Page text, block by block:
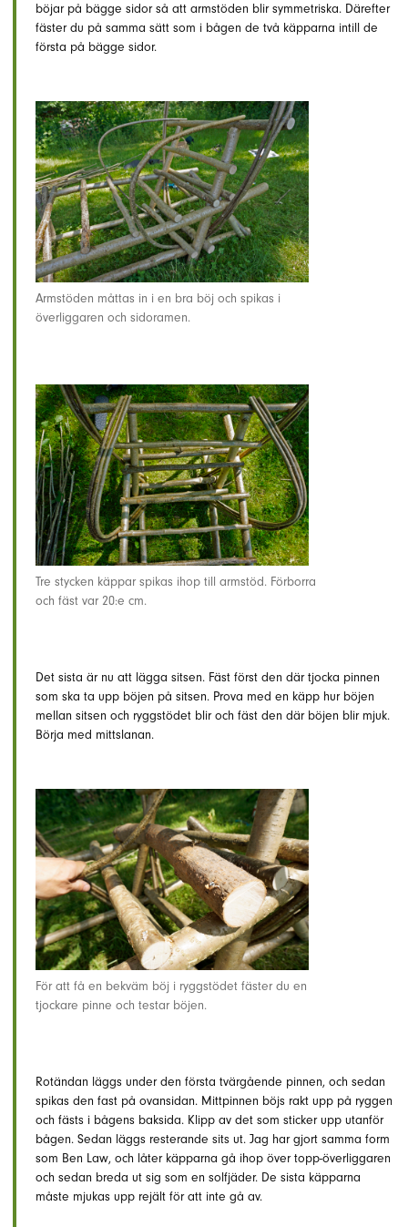
böjar på bägge sidor så att armstöden blir symmetriska. Därefter
fäster du på samma sätt som i bågen de två käpparna intill de
första på bägge sidor.
Armstöden måttas in i en bra böj och spikas i
överliggaren och sidoramen.
Tre stycken käppar spikas ihop till armstöd. Förborra
och fäst var 20:e cm.
Det sista är nu att lägga sitsen. Fäst först den där tjocka pinnen
som ska ta upp böjen på sitsen. Prova med en käpp hur böjen
mellan sitsen och ryggstödet blir och fäst den där böjen blir mjuk.
Börja med mittslanan.
För att få en bekväm böj i ryggstödet fäster du en
tjockare pinne och testar böjen.
Rotändan läggs under den första tvärgående pinnen, och sedan
spikas den fast på ovansidan. Mittpinnen böjs rakt upp på ryggen
och fästs i bågens baksida. Klipp av det som sticker upp utanför
bågen. Sedan läggs resterande sits ut. Jag har gjort samma form
som Ben Law, och låter käpparna gå ihop över topp-överliggaren
och sedan breda ut sig som en solfjäder. De sista käpparna
måste mjukas upp rejält för att inte gå av.